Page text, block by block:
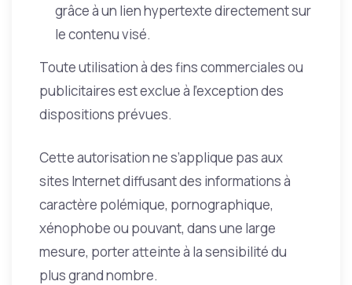
grâce à un lien hypertexte directement sur
le contenu visé.
Toute utilisation à des fins commerciales ou
publicitaires est exclue à l’exception des
dispositions prévues.
Cette autorisation ne s’applique pas aux
sites Internet diffusant des informations à
caractère polémique, pornographique,
xénophobe ou pouvant, dans une large
mesure, porter atteinte à la sensibilité du
plus grand nombre.